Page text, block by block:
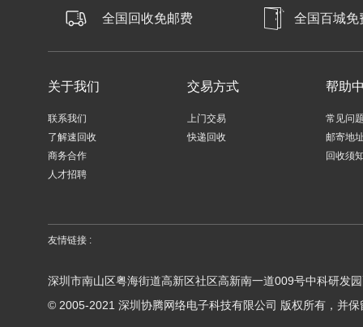
全国回收免邮费 全国百城免
关于我们
联系我们
了解速回收
商务合作
人才招聘
交易方式
上门交易
快递回收
帮助
常见问
邮寄地
回收须
友情链接 :
深圳市南山区粤海街道高新区社区高新南一道009号中科研发
© 2005-2021 深圳协腾网络电子科技有限公司 版权所有，并保